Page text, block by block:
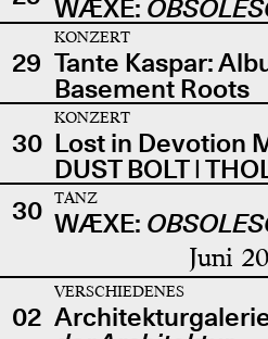
WÆXE:
29
KONZERT
Tante Kaspar:
Basement Roots
30
KONZERT
Lost in Devotion
DUST BOLT |
30
TANZ
WÆXE:
Juni
02
VERSCHIEDENES